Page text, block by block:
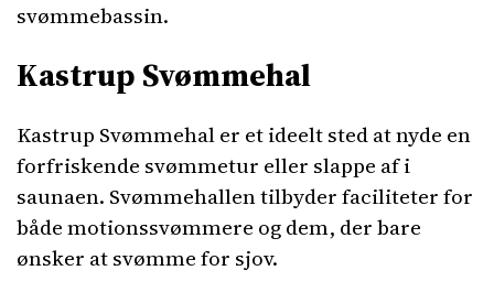
svømmebassin.
Kastrup Svømmehal
Kastrup Svømmehal er et ideelt sted at nyde en
forfriskende svømmetur eller slappe af i
saunaen. Svømmehallen tilbyder faciliteter for
både motionssvømmere og dem, der bare
ønsker at svømme for sjov.